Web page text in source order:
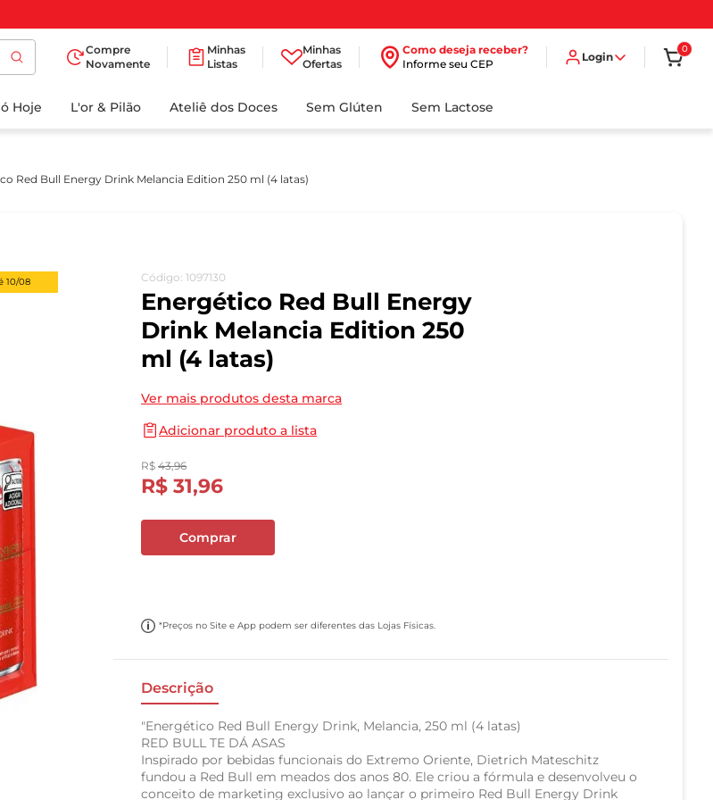
Compre
Novamente
Minhas
Listas
Minhas
Ofertas
Como deseja receber?
Informe seu CEP
Login
0
Hoje L'or & Pilão Ateliê dos Doces Sem Glúten Sem Lactose
Red Bull Energy Drink Melancia Edition 250 ml (4 latas)
10/08 Código: 1097130
Energético Red Bull Energy
Drink Melancia Edition 250
ml (4 latas)
Ver mais produtos desta marca
Adicionar produto a lista
R$ 43,96
R$ 31,96
Comprar
*Preços no Site e App podem ser diferentes das Lojas Físicas.
Descrição
"Energético Red Bull Energy Drink, Melancia, 250 ml (4 latas)
RED BULL TE DÁ ASAS
Inspirado por bebidas funcionais do Extremo Oriente, Dietrich Mateschitz
fundou a Red Bull em meados dos anos 80. Ele criou a fórmula e desenvolveu o
conceito de marketing exclusivo ao lançar o primeiro Red Bull Energy Drink
BUSCADOS
6